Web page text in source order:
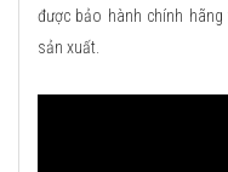
được bảo hành chính
sản xuất.